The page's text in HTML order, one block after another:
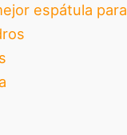
espátula para